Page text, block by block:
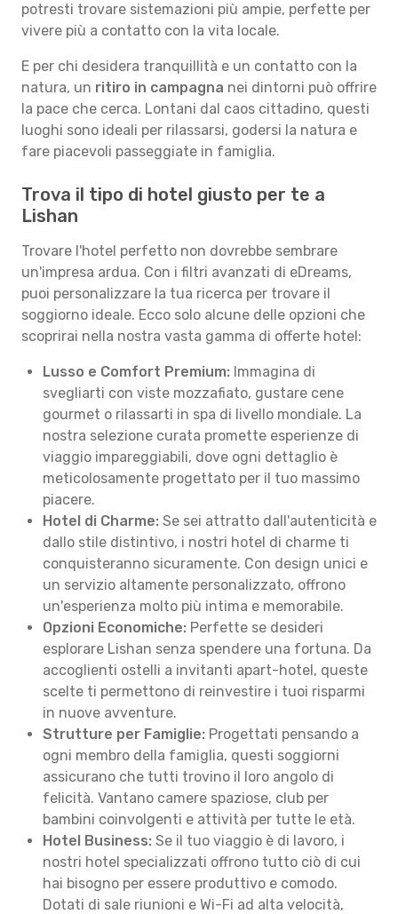
potresti trovare sistemazioni più ampie, perfette per
vivere più a contatto con la vita locale.
E per chi desidera tranquillità e un contatto con la
natura, un ritiro in campagna nei dintorni può offrire
la pace che cerca. Lontani dal caos cittadino, questi
luoghi sono ideali per rilassarsi, godersi la natura e
fare piacevoli passeggiate in famiglia.
Trova il tipo di hotel giusto per te a
Lishan
Trovare l'hotel perfetto non dovrebbe sembrare
un'impresa ardua. Con i filtri avanzati di eDreams,
puoi personalizzare la tua ricerca per trovare il
soggiorno ideale. Ecco solo alcune delle opzioni che
scoprirai nella nostra vasta gamma di offerte hotel:
Lusso e Comfort Premium: Immagina di
svegliarti con viste mozzafiato, gustare cene
gourmet o rilassarti in spa di livello mondiale. La
nostra selezione curata promette esperienze di
viaggio impareggiabili, dove ogni dettaglio è
meticolosamente progettato per il tuo massimo
piacere.
Hotel di Charme: Se sei attratto dall'autenticità e
dallo stile distintivo, i nostri hotel di charme ti
conquisteranno sicuramente. Con design unici e
un servizio altamente personalizzato, offrono
un'esperienza molto più intima e memorabile.
Opzioni Economiche: Perfette se desideri
esplorare Lishan senza spendere una fortuna. Da
accoglienti ostelli a invitanti apart-hotel, queste
scelte ti permettono di reinvestire i tuoi risparmi
in nuove avventure.
Strutture per Famiglie: Progettati pensando a
ogni membro della famiglia, questi soggiorni
assicurano che tutti trovino il loro angolo di
felicità. Vantano camere spaziose, club per
bambini coinvolgenti e attività per tutte le età.
Hotel Business: Se il tuo viaggio è di lavoro, i
nostri hotel specializzati offrono tutto ciò di cui
hai bisogno per essere produttivo e comodo.
Dotati di sale riunioni e Wi-Fi ad alta velocità,